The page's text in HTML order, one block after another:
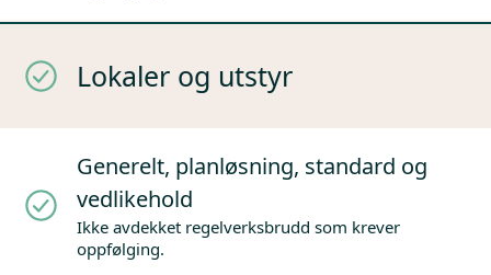
Lokaler og utstyr
Generelt, planløsning, standard og
vedlikehold
Ikke avdekket regelverksbrudd som krever
oppfølging.